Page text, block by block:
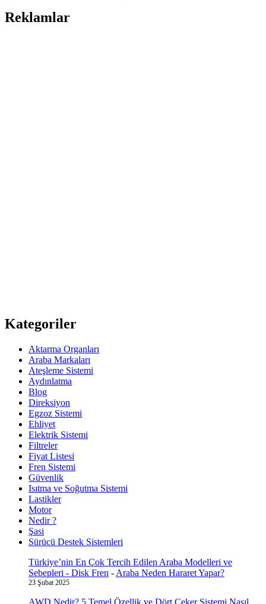
Reklamlar
Kategoriler
Aktarma Organları
Araba Markaları
Ateşleme Sistemi
Aydınlatma
Blog
Direksiyon
Egzoz Sistemi
Ehliyet
Elektrik Sistemi
Filtreler
Fiyat Listesi
Fren Sistemi
Güvenlik
Isıtma ve Soğutma Sistemi
Lastikler
Motor
Nedir ?
Şasi
Sürücü Destek Sistemleri
Türkiye’nin En Çok Tercih Edilen Araba Modelleri ve
Sebepleri - Disk Fren - Araba Neden Hararet Yapar?
23 Şubat 2025
AWD Nedir? 5 Temel Özellik ve Dört Çeker Sistemi Nasıl